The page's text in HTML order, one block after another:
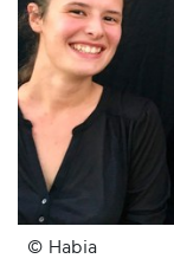
© Habia